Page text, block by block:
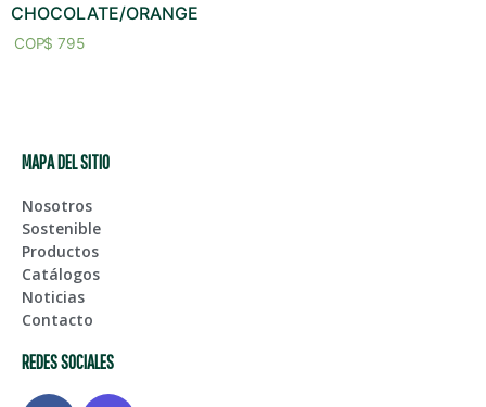
CHOCOLATE/ORANGE
$ 795
MAPA DEL SITIO
Nosotros
Sostenible
Productos
Catálogos
Noticias
Contacto
REDES SOCIALES